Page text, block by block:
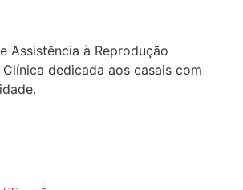
Assistência à Reprodução
Clínica dedicada aos casais com